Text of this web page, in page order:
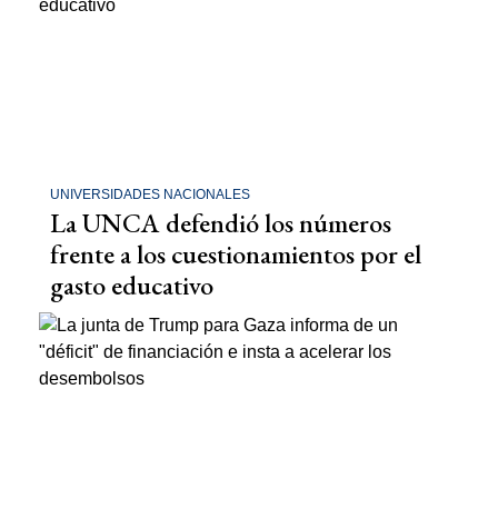
UNIVERSIDADES NACIONALES
La UNCA defendió los números
frente a los cuestionamientos por el
gasto educativo